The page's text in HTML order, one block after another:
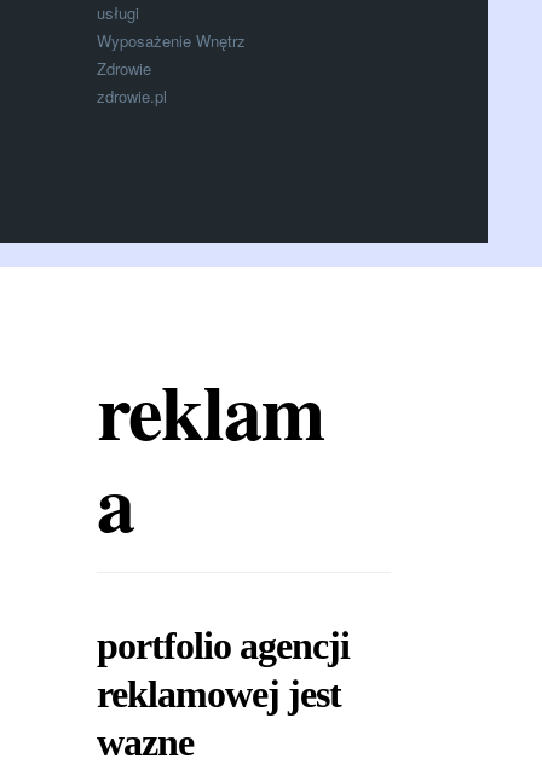
usługi
Wyposażenie Wnętrz
Zdrowie
zdrowie.pl
reklam
a
portfolio agencji
reklamowej jest
wazne